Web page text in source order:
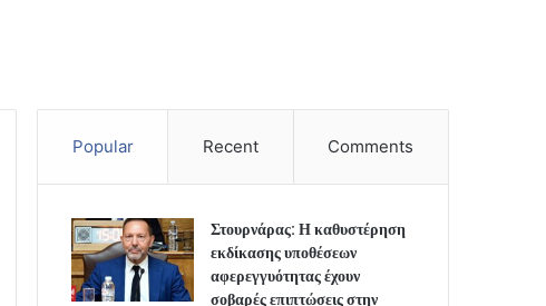
Popular Recent Comments
Στουρνάρας: Η καθυστέρηση
εκδίκασης υποθέσεων
αφερεγγυότητας έχουν
σοβαρές επιπτώσεις στην